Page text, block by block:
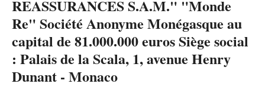
REASSURANCES S.A.M." "Monde
Re" Société Anonyme Monégasque au
capital de 81.000.000 euros Siège social
: Palais de la Scala, 1, avenue Henry
Dunant - Monaco